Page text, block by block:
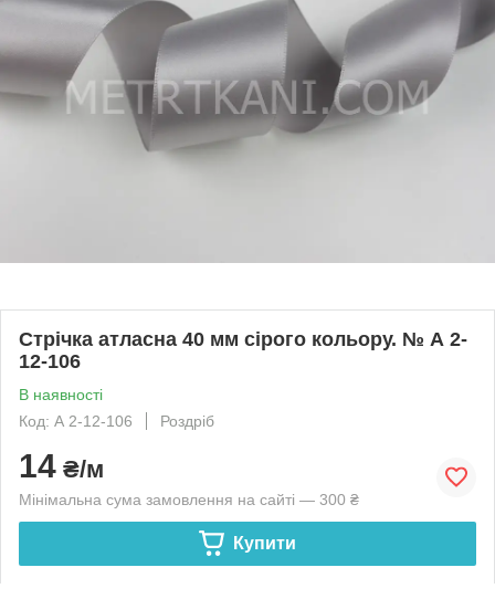
Стрічка атласна 40 мм сірого кольору. № А 2-
12-106
В наявності
Код: А 2-12-106
Роздріб
14 ₴/м
Мінімальна сума замовлення на сайті — 300 ₴
Купити